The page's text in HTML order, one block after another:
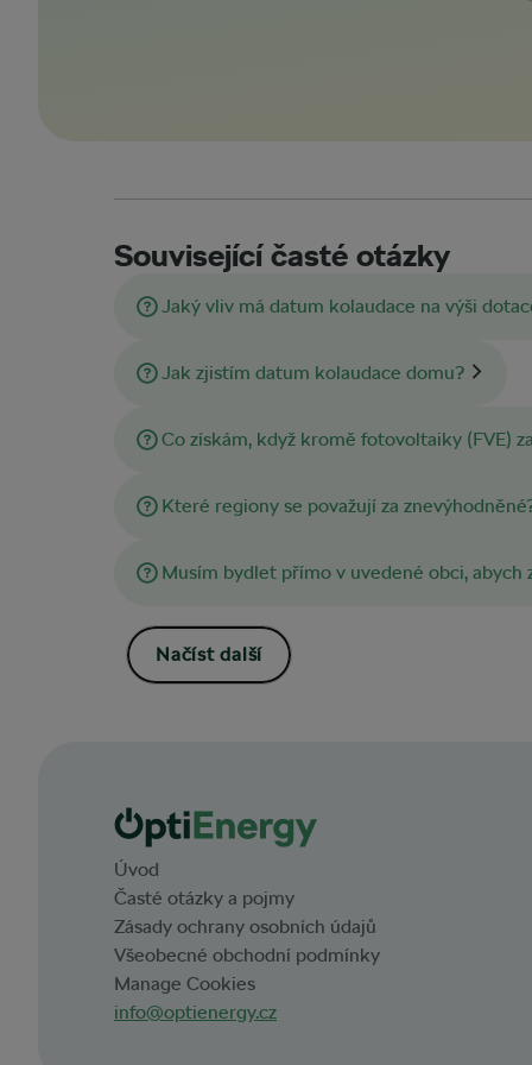
Související časté otázky
Jaký vliv má datum kolaudace na výši
Jak zjistím datum kolaudace domu?
Co získám, když kromě fotovoltaiky (FVE)
Které regiony se považují za
Musím bydlet přímo v uvedené obci, abych
Načíst další
Úvod
Časté otázky a pojmy
Zásady ochrany osobních údajů
Všeobecné obchodní podmínky
Manage Cookies
info@optienergy.cz